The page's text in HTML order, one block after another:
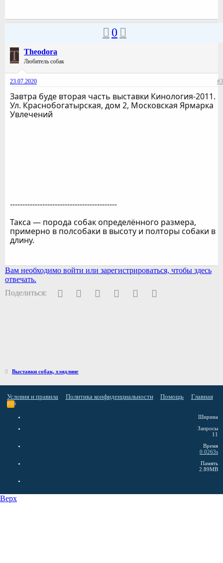
0
T Theodora
Любитель собак
23.07.2020 #3
Завтра буде вторая часть выставки Кинология-2011.
Ул. Краснобогатырская, дом 2, Московская Ярмарка
Увлечений
-------------------------------------------
Такса — порода собак определённого размера,
примерно в полсобаки в высоту и полторы собаки в
длину.
Вам необходимо войти или зарегистрироваться, чтобы здесь
отвечать.
Поделиться:
FacebookTwitter PinterestWhatsAppЭлектронная почта
Выставки собак, хэндлинг
Условия и правила Политика конфиденциальности Помощь Главная
RSS
Ширина
Запросы
11
Время
0.0263s
Память
2.89MB
Верх